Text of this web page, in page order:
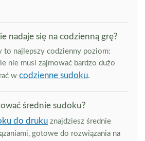
nadaje się na codzienną grę?
to najlepszy codzienny poziom:
nie musi zajmować bardzo dużo
w codzienne sudoku.
średnie sudoku?
do druku znajdziesz średnie
gotowe do rozwiązania na